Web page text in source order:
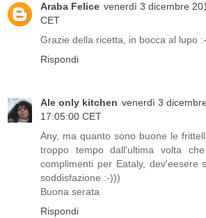
Araba Felice venerdì 3 dicembre
CET
Grazie della ricetta, in bocca al lupo
Rispondi
Ale only kitchen venerdì 3
17:05:00 CET
Any, ma quanto sono buone le
troppo tempo dall'ultima volta
complimenti per Eataly, dev'eesere
soddisfazione :-)))
Buona serata
Rispondi